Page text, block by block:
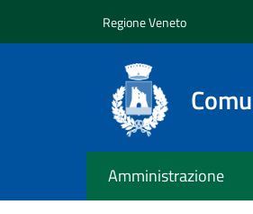
Regione Veneto
Amministrazione